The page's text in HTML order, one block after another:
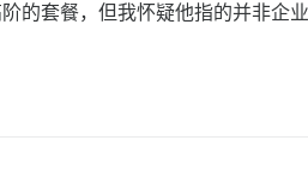
的套餐，但我怀疑他指的并非企